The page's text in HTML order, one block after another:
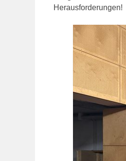
Herausforderungen!